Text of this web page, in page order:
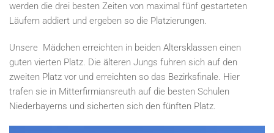
werden die drei besten Zeiten von maximal fünf gestarteten
Läufern addiert und ergeben so die Platzierungen.
Unsere Mädchen erreichten in beiden Altersklassen einen
guten vierten Platz. Die älteren Jungs fuhren sich auf den
zweiten Platz vor und erreichten so das Bezirksfinale. Hier
trafen sie in Mitterfirmiansreuth auf die besten Schulen
Niederbayerns und sicherten sich den fünften Platz.